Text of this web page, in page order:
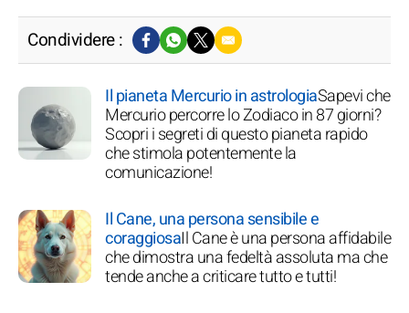
Condividere :
Il pianeta Mercurio in astrologiaSapevi che
Mercurio percorre lo Zodiaco in 87 giorni?
Scopri i segreti di questo pianeta rapido
che stimola potentemente la
comunicazione!
Il Cane, una persona sensibile e
coraggiosaIl Cane è una persona affidabile
che dimostra una fedeltà assoluta ma che
tende anche a criticare tutto e tutti!